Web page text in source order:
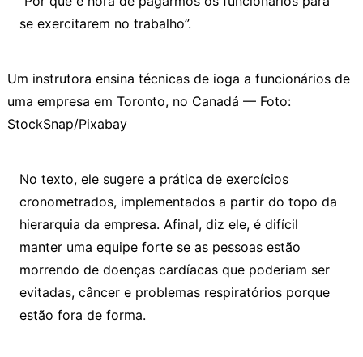
se exercitarem no trabalho”.
Um instrutora ensina técnicas de ioga a funcionários de
uma empresa em Toronto, no Canadá — Foto:
StockSnap/Pixabay
No texto, ele sugere a prática de exercícios
cronometrados, implementados a partir do topo da
hierarquia da empresa. Afinal, diz ele, é difícil
manter uma equipe forte se as pessoas estão
morrendo de doenças cardíacas que poderiam ser
evitadas, câncer e problemas respiratórios porque
estão fora de forma.